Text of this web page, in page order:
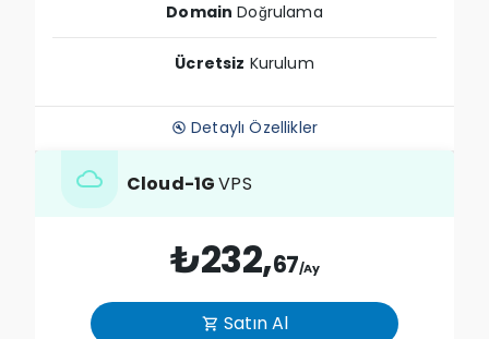
Domain Doğrulama
Ücretsiz Kurulum
build_circle Detaylı Özellikler
cloud Cloud-1GVPS
₺232,67/Ay
shopping_cart Satın Al